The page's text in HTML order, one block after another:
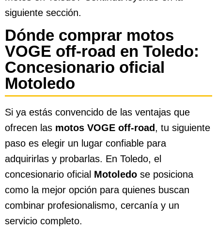
siguiente sección.
Dónde comprar motos
VOGE off-road en Toledo:
Concesionario oficial
Motoledo
Si ya estás convencido de las ventajas que
ofrecen las motos VOGE off-road, tu siguiente
paso es elegir un lugar confiable para
adquirirlas y probarlas. En Toledo, el
concesionario oficial Motoledo se posiciona
como la mejor opción para quienes buscan
combinar profesionalismo, cercanía y un
servicio completo.